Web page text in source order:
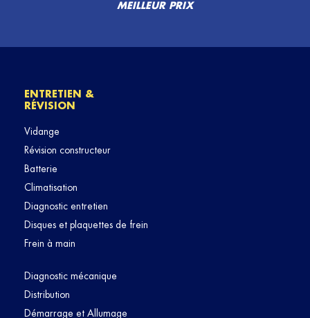
MEILLEUR PRIX
ENTRETIEN &
RÉVISION
Vidange
Révision constructeur
Batterie
Climatisation
Diagnostic entretien
Disques et plaquettes de frein
Frein à main
Diagnostic mécanique
Distribution
Démarrage et Allumage